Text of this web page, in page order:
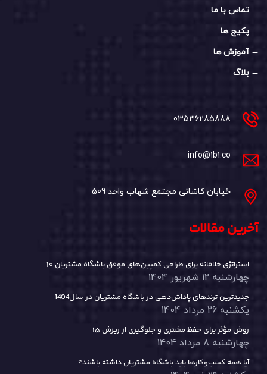
تماس با ما
پکیج ها
آموزش ها
بلاگ
03536285888
info@1b1.co
خیابان کاشانی مجتمع شهاب واحد 509
آخرین مقالات
۱۰ استراتژی خلاقانه برای طراحی کمپین‌های موفق باشگاه مشتریان
چهارشنبه 12 شهریور 1404
جدیدترین ترندهای پاداش‌دهی در باشگاه مشتریان در سال1404
یکشنبه 26 مرداد 1404
۱۵ روش مؤثر برای حفظ مشتری و جلوگیری از ریزش
چهارشنبه 8 مرداد 1404
آیا همه کسب‌وکارها باید باشگاه مشتریان داشته باشند؟